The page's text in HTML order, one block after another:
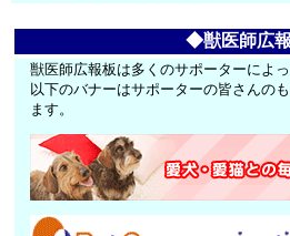
◆獣医師広
獣医師広報板は多くのサポーターによ
以下のバナーはサポーターの皆さんの
ます。